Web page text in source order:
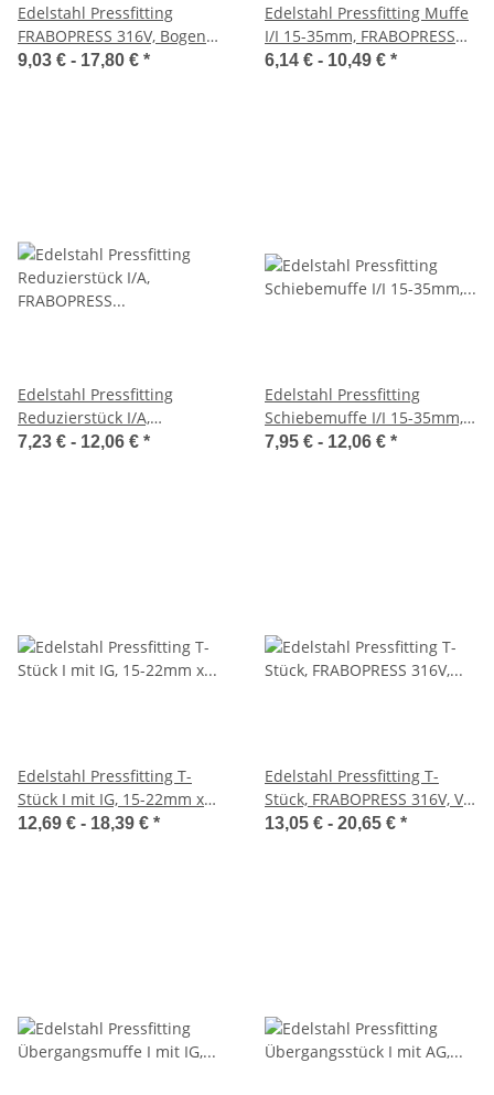
Edelstahl Pressfitting
FRABOPRESS 316V, Bogen
90° I/A, V-Kontur, DVGW
9,03 € - 17,80 € *
Edelstahl Pressfitting Muffe
I/I 15-35mm, FRABOPRESS
316V, V-Kontur, DVGW
6,14 € - 10,49 € *
Edelstahl Pressfitting
Reduzierstück I/A,
FRABOPRESS 316V, V-Kontur,
7,23 € - 12,06 € *
Edelstahl Pressfitting
Schiebemuffe I/I 15-35mm,
FRABOPRESS 316V, V-Kontur,
7,95 € - 12,06 € *
Edelstahl Pressfitting T-
Stück I mit IG, 15-22mm x
1/2", FRABOPRESS 316V, V-
12,69 € - 18,39 € *
Edelstahl Pressfitting T-
Stück, FRABOPRESS 316V, V-
Kontur, DVGW
13,05 € - 20,65 € *